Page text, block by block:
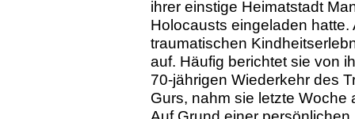
ihrer einstige Heimatstadt
Holocausts eingeladen
traumatischen
auf. Häufig berichtet sie von
70-jährigen Wiederkehr des
Gurs, nahm sie letzte Woche